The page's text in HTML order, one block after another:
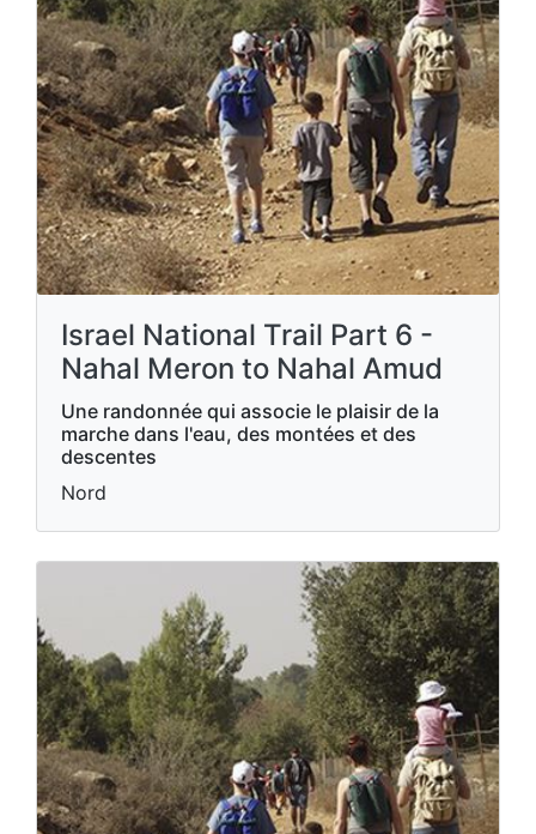
Israel National Trail Part 6 -
Nahal Meron to Nahal Amud
Une randonnée qui associe le plaisir de la
marche dans l'eau, des montées et des
descentes
Nord